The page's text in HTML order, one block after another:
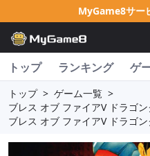
MyGame8サー
トップ ランキング ゲ
トップ > ゲーム一覧 >
ブレス オブ ファイアV ドラゴ
ブレス オブ ファイアV ドラゴ